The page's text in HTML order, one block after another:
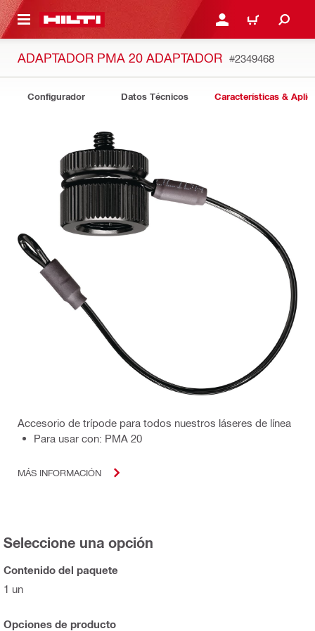
PRINCIPAL INICIE SESIÓN O
CARRITO
ADAPTADOR PMA 20 ADAPTADOR #2349468
Configurador Datos Técnicos Características &
Accesorio de trípode para todos nuestros láseres de línea
Para usar con: PMA 20
MÁS INFORMACIÓN
Seleccione una opción
Contenido del paquete
1 un
Opciones de producto